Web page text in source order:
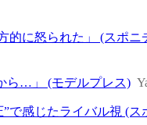
的に怒られた」 (スポニ
ら…」 (モデルプレス)
で感じたライバル視 (ス